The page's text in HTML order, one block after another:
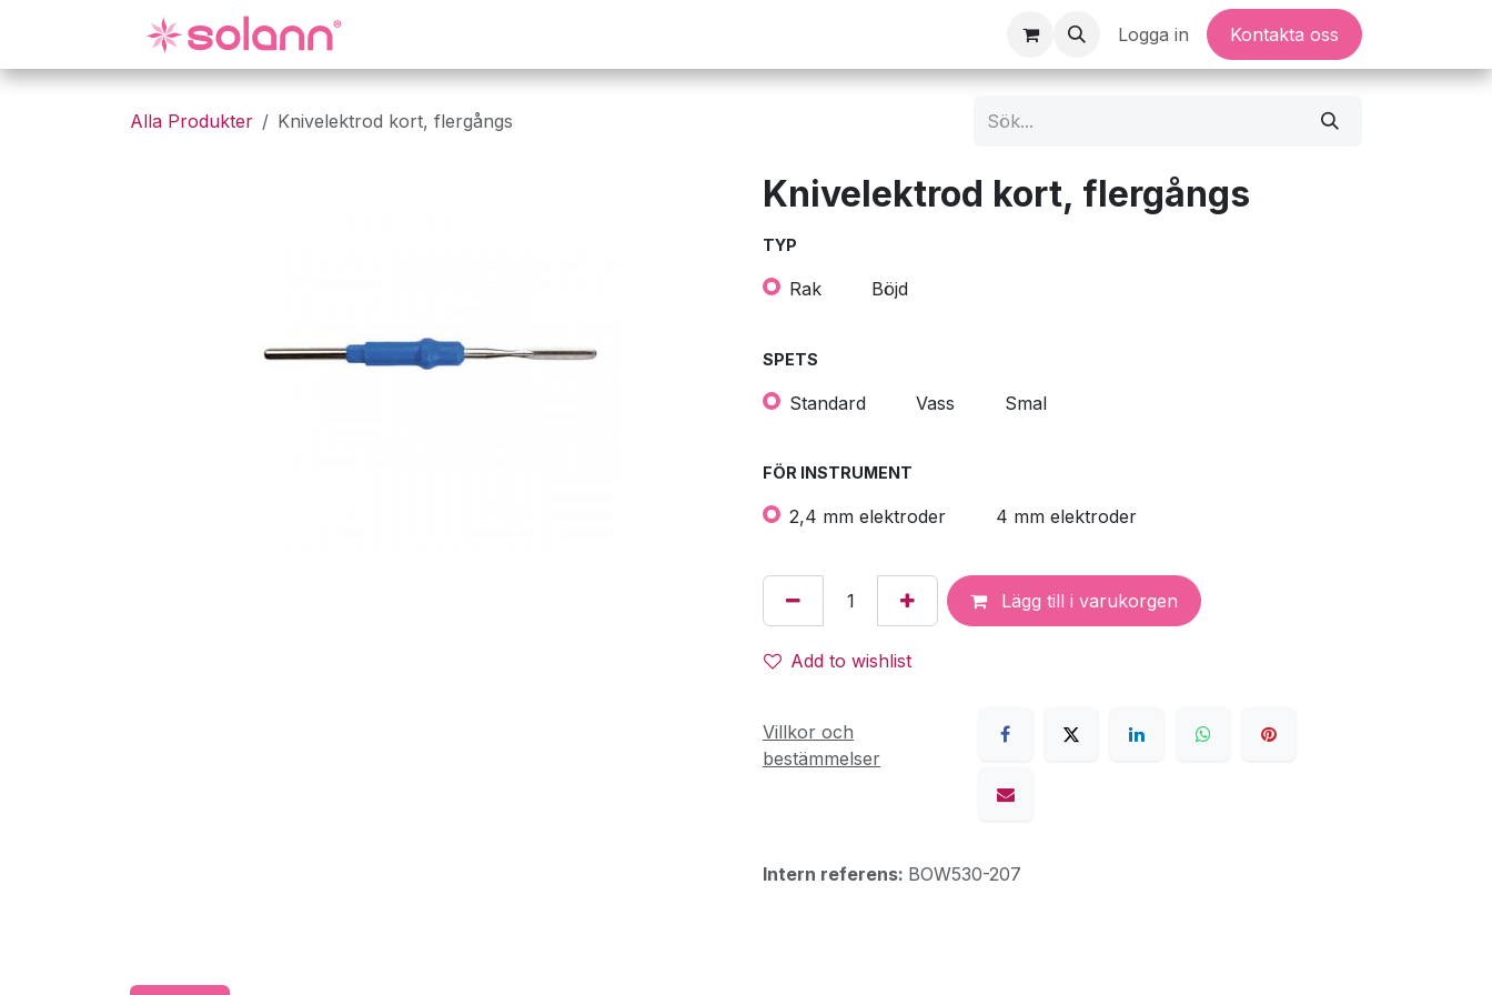
Logga in Kontakta oss
Alla Produkter Knivelektrod kort, flergångs
Knivelektrod kort, flergångs
TYP
Rak Böjd
SPETS
Standard Vass Smal
FÖR INSTRUMENT
2,4 mm elektroder 4 mm elektroder
Lägg till i varukorgen
Add to wishlist
Villkor och
bestämmelser
Intern referens: BOW530-207